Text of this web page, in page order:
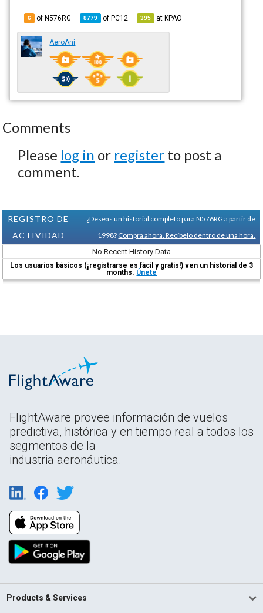
6 of N576RG 8779 ofPC12 395 atKPAO
AeroAni
Comments
Please log in or register to post a
comment.
REGISTRO DE
ACTIVIDAD
¿Deseas un historial completo para N576RG a partir de
1998? Compra ahora. Recíbelo dentro de una hora.
No Recent History Data
Los usuarios básicos (¡registrarse es fácil y gratis!) ven un historial de 3
months. Únete
FlightAware provee información de vuelos
predictiva, histórica y en tiempo real a todos los
segmentos de la
industria aeronáutica.
Products & Services